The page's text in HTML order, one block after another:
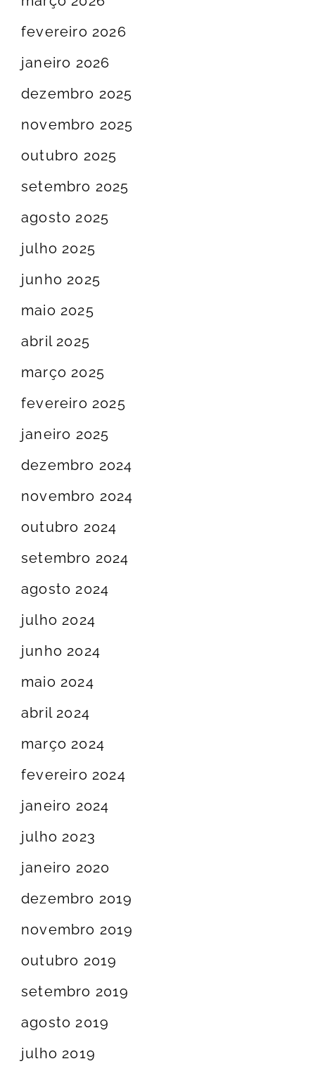
fevereiro 2026
janeiro 2026
dezembro 2025
novembro 2025
outubro 2025
setembro 2025
agosto 2025
julho 2025
junho 2025
maio 2025
abril 2025
março 2025
fevereiro 2025
janeiro 2025
dezembro 2024
novembro 2024
outubro 2024
setembro 2024
agosto 2024
julho 2024
junho 2024
maio 2024
abril 2024
março 2024
fevereiro 2024
janeiro 2024
julho 2023
janeiro 2020
dezembro 2019
novembro 2019
outubro 2019
setembro 2019
agosto 2019
julho 2019